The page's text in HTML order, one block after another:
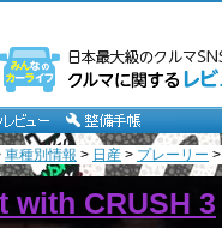
車種別情報 > 日産 > プレーリー >
with CRUSH 3